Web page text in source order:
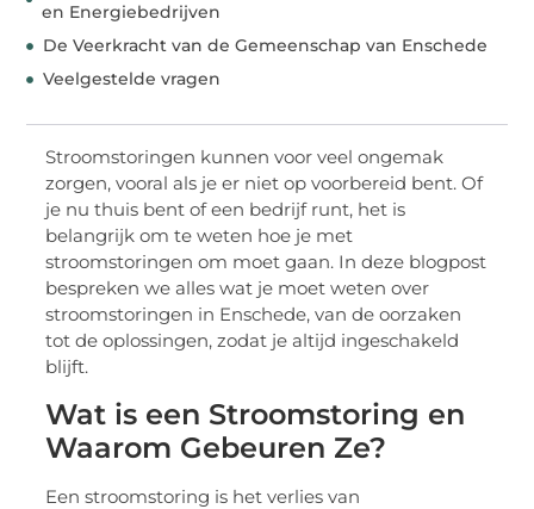
en Energiebedrijven
De Veerkracht van de Gemeenschap van Enschede
Veelgestelde vragen
Stroomstoringen kunnen voor veel ongemak
zorgen, vooral als je er niet op voorbereid bent. Of
je nu thuis bent of een bedrijf runt, het is
belangrijk om te weten hoe je met
stroomstoringen om moet gaan. In deze blogpost
bespreken we alles wat je moet weten over
stroomstoringen in Enschede, van de oorzaken
tot de oplossingen, zodat je altijd ingeschakeld
blijft.
Wat is een Stroomstoring en
Waarom Gebeuren Ze?
Een stroomstoring is het verlies van